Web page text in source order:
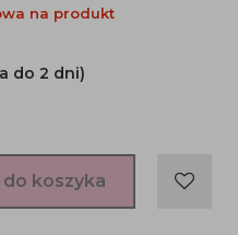
na produkt
do 2 dni)
koszyka